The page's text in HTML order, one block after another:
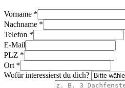
Vorname *
Nachname *
Telefon *
E-Mail
PLZ *
Ort *
Wofür interessierst du dich?